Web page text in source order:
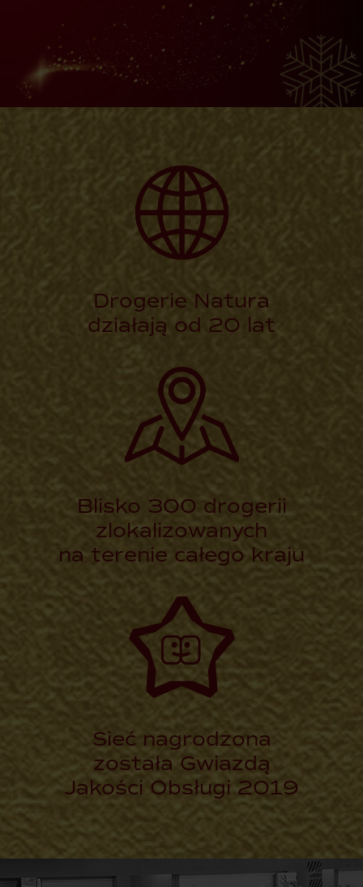
Drogerie Natura
działają od 20 lat
Blisko 300 drogerii
zlokalizowanych
na terenie całego kraju
Sieć nagrodzona
została Gwiazdą
Jakości Obsługi 2019